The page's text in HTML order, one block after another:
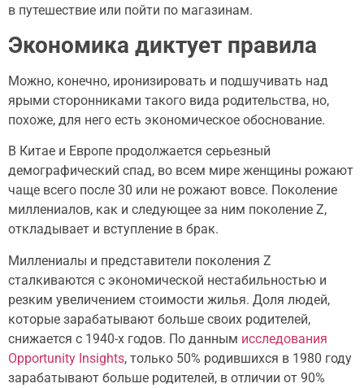
в путешествие или пойти по магазинам.
Экономика диктует правила
Можно, конечно, иронизировать и подшучивать над
ярыми сторонниками такого вида родительства, но,
похоже, для него есть экономическое обоснование.
В Китае и Европе продолжается серьезный
демографический спад, во всем мире женщины рожают
чаще всего после 30 или не рожают вовсе. Поколение
миллениалов, как и следующее за ним поколение Z,
откладывает и вступление в брак.
Миллениалы и представители поколения Z
сталкиваются с экономической нестабильностью и
резким увеличением стоимости жилья. Доля людей,
которые зарабатывают больше своих родителей,
снижается с 1940-х годов. По данным исследования
Opportunity Insights, только 50% родившихся в 1980 году
зарабатывают больше родителей, в отличии от 90%